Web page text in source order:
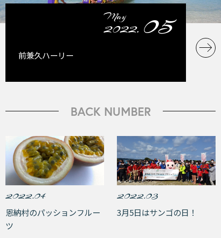
May
2022. 05
前兼久ハーリー
BACK NUMBER
2022.04
恩納村のパッションフルー
ツ
2022.03
3月5日はサンゴの日！